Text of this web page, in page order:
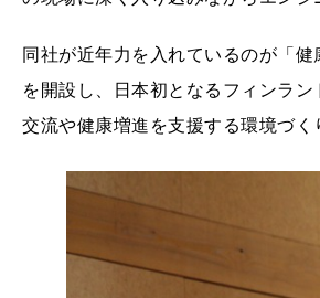
同社が近年力を入れているのが「
を開設し、日本初となるフィンラ
交流や健康増進を支援する環境づく